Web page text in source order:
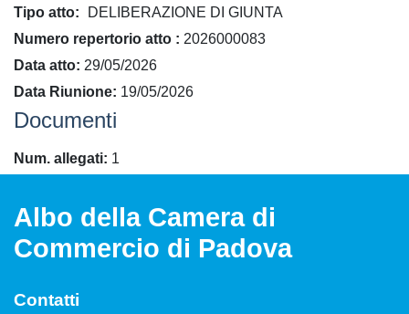
Tipo atto
DELIBERAZIONE DI GIUNTA
​Numero repertorio atto
2026000083
Data atto 29/05/2026
Data Riunione 19/05/2026
Documenti
Num. allegati 1
Albo della Camera di
Commercio di Padova
Contatti